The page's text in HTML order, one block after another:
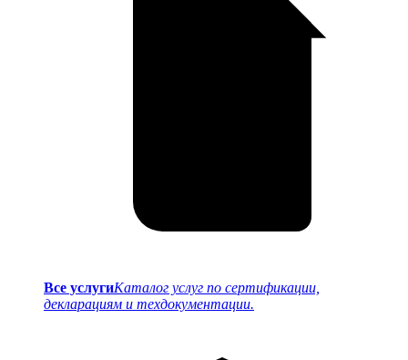
Все услугиКаталог услуг по сертификации,
декларациям и техдокументации.